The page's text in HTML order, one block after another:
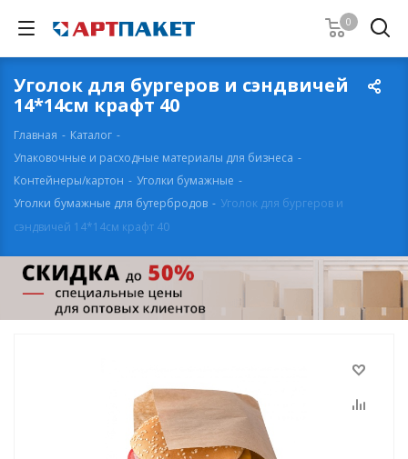
0
Уголок для бургеров и сэндвичей
14*14см крафт 40
Главная - Каталог -
Упаковочные и расходные материалы для бизнеса -
Контейнеры/картон - Уголки бумажные -
Уголки бумажные для бутербродов - Уголок для бургеров и
сэндвичей 14*14см крафт 40